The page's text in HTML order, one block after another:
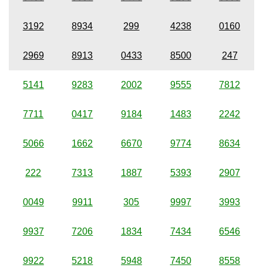
3192 8934 299 4238 0160
2969 8913 0433 8500 247
5141 9283 2002 9555 7812
7711 0417 9184 1483 2242
5066 1662 6670 9774 8634
222 7313 1887 5393 2907
0049 9911 305 9997 3993
9937 7206 1834 7434 6546
9922 5218 5948 7450 8558